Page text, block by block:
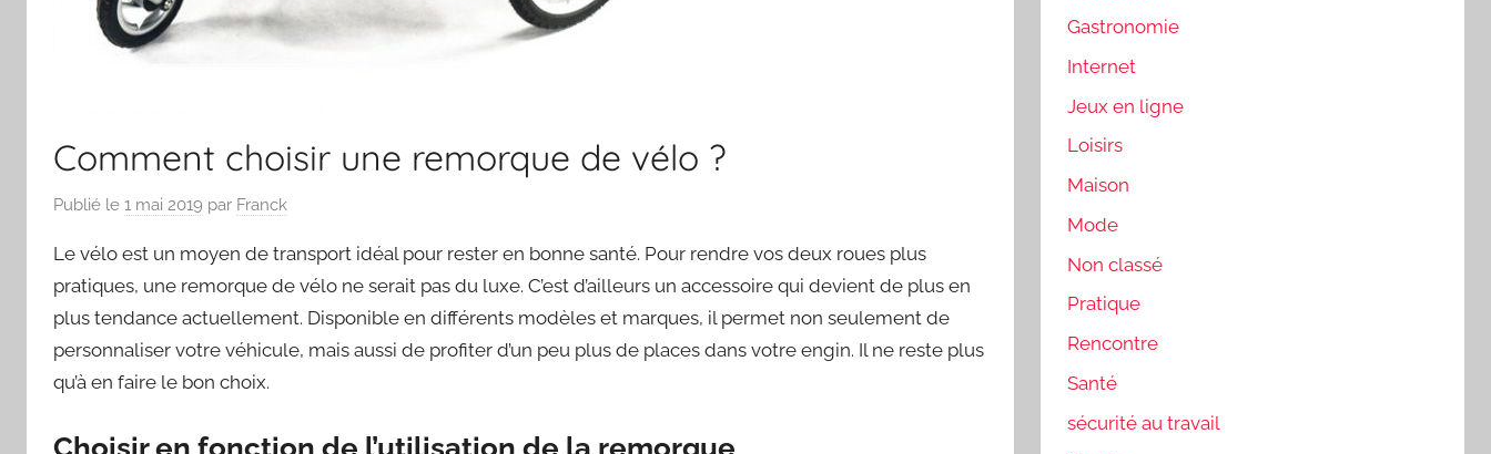
Comment choisir une remorque de vélo ?
Publié le 1 mai 2019 par Franck
Le vélo est un moyen de transport idéal pour rester en bonne santé. Pour rendre vos deux roues plus
pratiques, une remorque de vélo ne serait pas du luxe. C’est d’ailleurs un accessoire qui devient de plus en
plus tendance actuellement. Disponible en différents modèles et marques, il permet non seulement de
personnaliser votre véhicule, mais aussi de profiter d’un peu plus de places dans votre engin. Il ne reste plus
qu’à en faire le bon choix.
Choisir en fonction de l’utilisation de la remorque
Gastronomie
Internet
Jeux en ligne
Loisirs
Maison
Mode
Non classé
Pratique
Rencontre
Santé
sécurité au travail